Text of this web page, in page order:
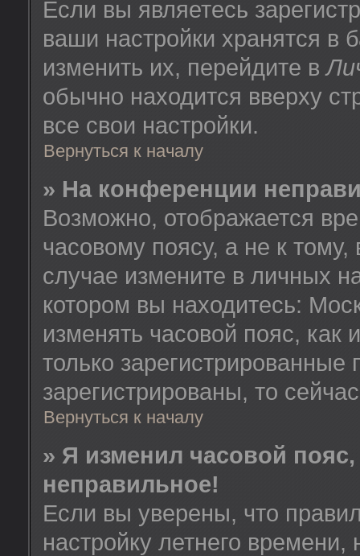
Если вы являетесь
ваши настройки хранятся
изменить их, перейдите в
обычно находится вверху
все свои настройки.
Вернуться к началу
» На конференции
Возможно, отображается
часовому поясу, а не к
случае измените в личных
котором вы находитесь:
изменять часовой пояс, как
только
зарегистрированы, то
Вернуться к началу
» Я изменил часовой
неправильное!
Если вы уверены, что
настройку летнего